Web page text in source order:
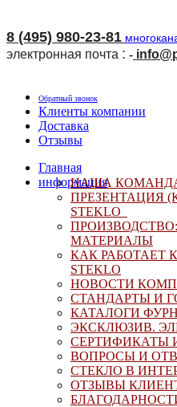
8 (495) 980-23-81
электронная почта : - i
Обратный звонок
Клиенты компании
Доставка
Отзывы
Главная
информация
НАША
ПРЕЗЕНТАЦИЯ
STEKLO
МАТЕРИАЛЫ
КАК РАБОТАЕТ
STEKLO
НОВОСТИ
СТАНДАРТЫ И
КАТАЛОГИ
ЭКСКЛЮЗИВ.
СЕРТИФИКАТЫ
ВОПРОСЫ И
СТЕКЛО В
ОТЗЫВЫ